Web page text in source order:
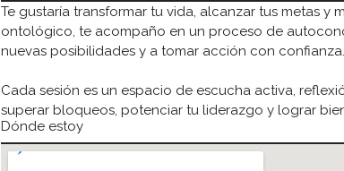
Te gustaría transformar tu vida, alcanzar tus metas y
ontológico, te acompaño en un proceso de
nuevas posibilidades y a tomar acción con confianza.
Cada sesión es un espacio de escucha activa,
superar bloqueos, potenciar tu liderazgo y lograr
Dónde estoy